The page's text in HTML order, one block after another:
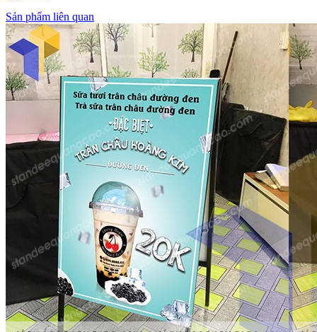
Sản phẩm liên quan